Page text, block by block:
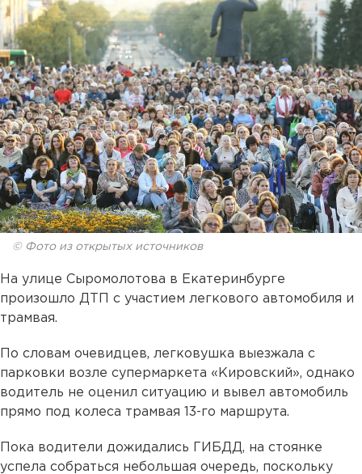
© Фото из открытых источников
На улице Сыромолотова в Екатеринбурге
произошло ДТП с участием легкового автомобиля и
трамвая.
По словам очевидцев, легковушка выезжала с
парковки возле супермаркета «Кировский», однако
водитель не оценил ситуацию и вывел автомобиль
прямо под колеса трамвая 13-го маршрута.
Пока водители дожидались ГИБДД, на стоянке
успела собраться небольшая очередь, поскольку